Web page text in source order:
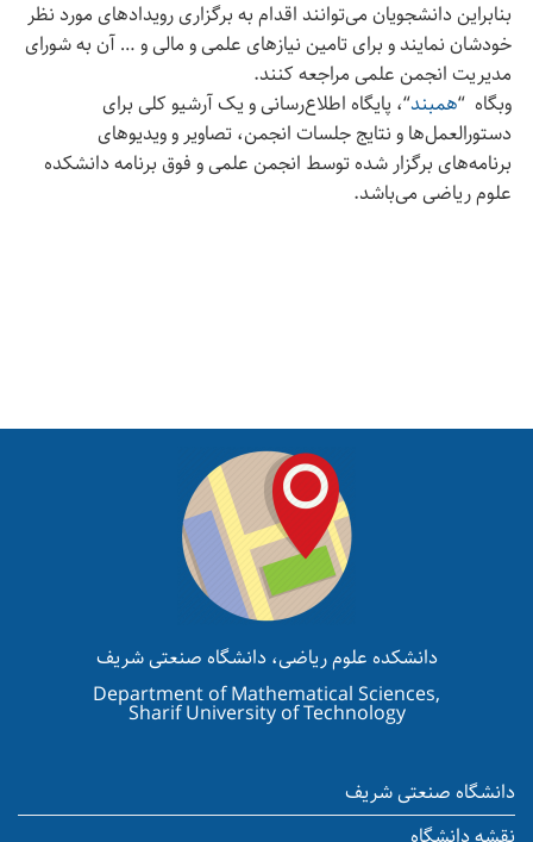
بنابراین دانشجویان می‌توانند اقدام به برگزاری رویدادهای مورد نظر
خودشان نمایند و برای تامین نیازهای علمی و مالی و … آن به شورای
مدیریت انجمن علمی مراجعه کنند.
وبگاه “همبند“، پایگاه اطلاع‌رسانی و یک آرشیو کلی برای
دستورالعمل‌ها و نتایج جلسات انجمن، تصاویر و ویدیوهای
برنامه‌های برگزار شده توسط انجمن علمی و فوق برنامه دانشکده
علوم ریاضی می‌باشد.
دانشکده علوم ریاضی، دانشگاه صنعتی شریف
Department of Mathematical Sciences,
Sharif University of Technology
دانشگاه صنعتی شریف